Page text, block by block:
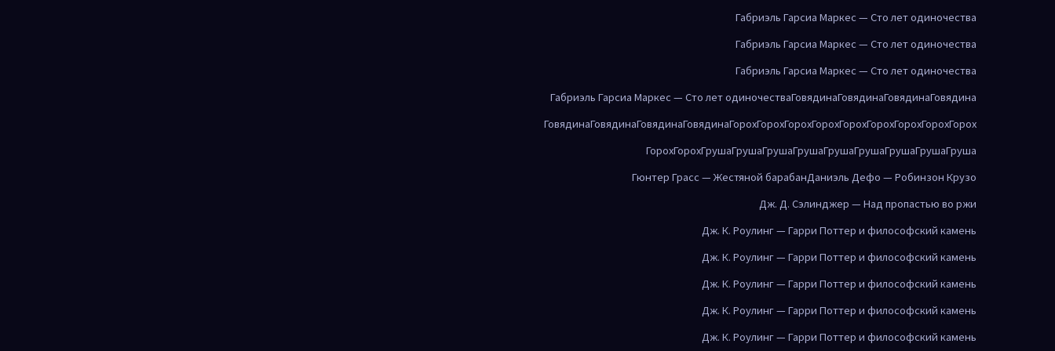
Габриэль Гарсиа Маркес — Сто лет одиночества
Габриэль Гарсиа Маркес — Сто лет одиночества
Габриэль Гарсиа Маркес — Сто лет одиночества
Габриэль Гарсиа Маркес — Сто лет одиночестваГовядинаГовядинаГовядинаГовядина
ГовядинаГовядинаГовядинаГовядинаГорохГорохГорохГорохГорохГорохГорохГорохГорох
ГорохГорохГрушаГрушаГрушаГрушаГрушаГрушаГрушаГрушаГруша
Гюнтер Грасс — Жестяной барабанДаниэль Дефо — Робинзон Крузо
Дж. Д. Сэлинджер — Над пропастью во ржи
Дж. К. Роулинг — Гарри Поттер и философский камень
Дж. К. Роулинг — Гарри Поттер и философский камень
Дж. К. Роулинг — Гарри Поттер и философский камень
Дж. К. Роулинг — Гарри Поттер и философский камень
Дж. К. Роулинг — Гарри Поттер и философский камень